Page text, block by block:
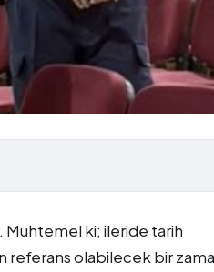
Muhtemel ki; ileride tarih
referans olabilecek bir